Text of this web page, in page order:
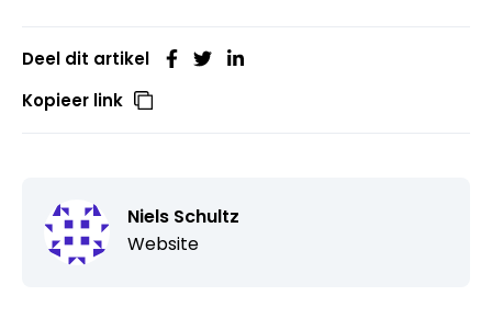
Deel dit artikel
Kopieer link
Niels Schultz
Website